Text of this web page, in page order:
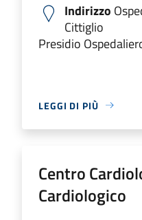
Indirizzo
Cittiglio
Presidio
LEGGI DI PIÙ
Centro
Cardiologico